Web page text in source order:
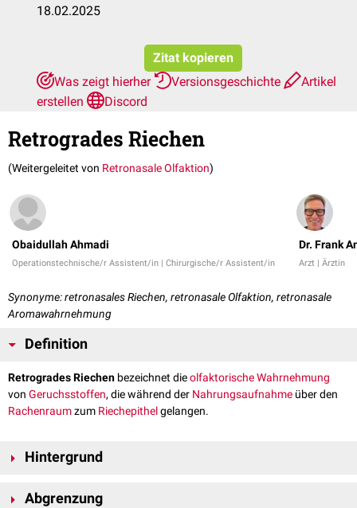
18.02.2025
Zitat kopieren
Was zeigt hierher
Versionsgeschichte
Artikel
erstellen
Discord
Retrogrades Riechen
(Weitergeleitet von Retronasale Olfaktion)
Obaidullah Ahmadi
Operationstechnische/r Assistent/in | Chirurgische/r Assistent/in
Dr. Frank
Arzt | Ärztin
Synonyme: retronasales Riechen, retronasale Olfaktion, retronasale
Aromawahrnehmung
Definition
Retrogrades Riechen bezeichnet dieolfaktorischeWahrnehmung
von Geruchsstoffen, die während der Nahrungsaufnahme über den
Rachenraumzum Riechepithelgelangen.
Hintergrund
wahrgenommen. Gleichzeitig gelangen flüchtige
Abgrenzung